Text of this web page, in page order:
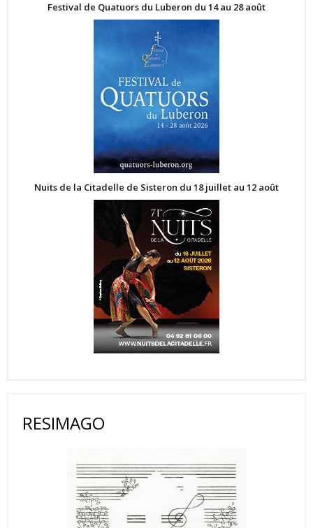
Festival de Quatuors du Luberon du 14 au 28 août
Nuits de la Citadelle de Sisteron du 18 juillet au 12 août
RESIMAGO